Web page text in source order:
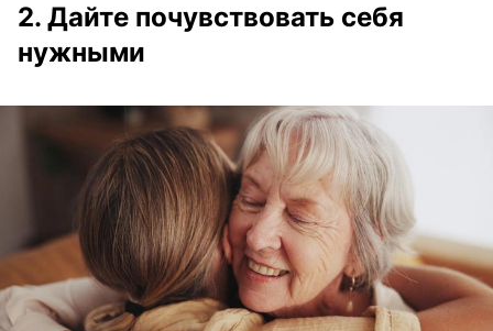
2. Дайте почувствовать себя
нужными